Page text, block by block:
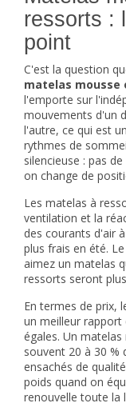
ressorts :
point
C'est la question
matelas mousse
l'emporte sur
mouvements d'un
l'autre, ce qui est
rythmes de
silencieuse : pas
on change de
Les matelas à
ventilation et la
des courants d'air
plus frais en été.
aimez un matelas
ressorts seront
En termes de prix,
un meilleur rapport
égales. Un
souvent 20 à 30 %
ensachés de
poids quand on
renouvelle toute la